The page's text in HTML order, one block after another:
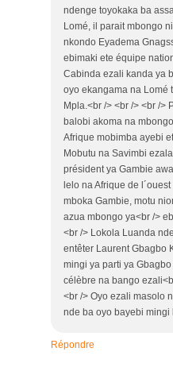
ndenge toyokaka ba
Lomé, il parait mbongo
nkondo Eyadema
ebimaki ete équipe
Cabinda ezali kanda ya
oyo ekangama na Lomé
Mpla.<br /> <br /> <br />
balobi akoma na
Afrique mobimba ayebi
Mobutu na Savimbi
président ya Gambie
lelo na Afrique de
mboka Gambie, motu
azua mbongo ya<br />
<br /> Lokola Luanda
entêter Laurent Gbagbo
mingi ya parti ya
célèbre na bango
<br /> Oyo ezali masolo
nde ba oyo bayebi mingi
Répondre